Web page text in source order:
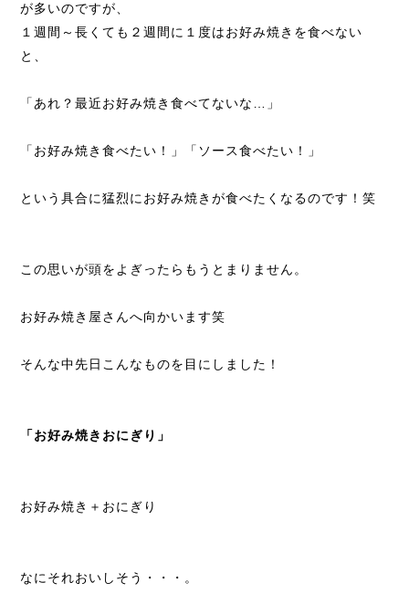
が多いのですが、
１週間～長くても２週間に１度はお好み焼きを食べない
と、
「あれ？最近お好み焼き食べてないな…」
「お好み焼き食べたい！」「ソース食べたい！」
という具合に猛烈にお好み焼きが食べたくなるのです！笑
この思いが頭をよぎったらもうとまりません。
お好み焼き屋さんへ向かいます笑
そんな中先日こんなものを目にしました！
「お好み焼きおにぎり」
お好み焼き＋おにぎり
なにそれおいしそう・・・。